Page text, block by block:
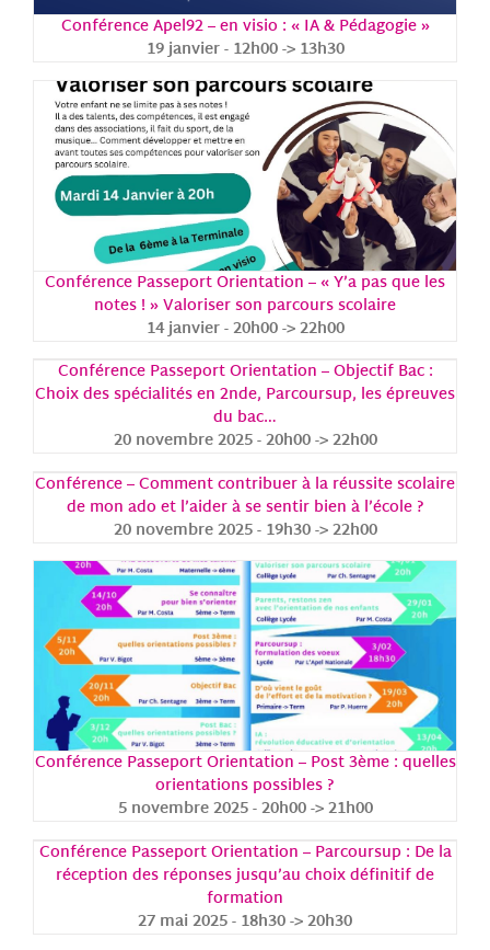
Conférence Apel92 – en visio : « IA & Pédagogie »
19 janvier - 12h00-> 13h30
Conférence Passeport Orientation – « Y’a pas que les
notes ! » Valoriser son parcours scolaire
14 janvier - 20h00->22h00
Conférence Passeport Orientation – Objectif Bac :
Choix des spécialités en 2nde, Parcoursup, les épreuves
du bac…
20 novembre 2025 - 20h00->22h00
Conférence – Comment contribuer à la réussite scolaire
de mon ado et l’aider à se sentir bien à l’école ?
20 novembre 2025 - 19h30->22h00
Conférence Passeport Orientation – Post 3ème : quelles
orientations possibles ?
5 novembre 2025 - 20h00->21h00
Conférence Passeport Orientation – Parcoursup : De la
réception des réponses jusqu’au choix définitif de
formation
27 mai 2025 - 18h30->20h30